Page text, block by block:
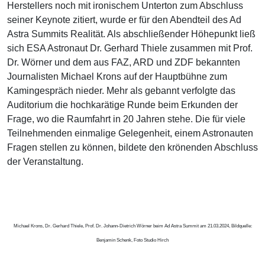
Herstellers noch mit ironischem Unterton zum Abschluss
seiner Keynote zitiert, wurde er für den Abendteil des Ad
Astra Summits Realität. Als abschließender Höhepunkt ließ
sich ESA Astronaut Dr. Gerhard Thiele zusammen mit Prof.
Dr. Wörner und dem aus FAZ, ARD und ZDF bekannten
Journalisten Michael Krons auf der Hauptbühne zum
Kamingespräch nieder. Mehr als gebannt verfolgte das
Auditorium die hochkarätige Runde beim Erkunden der
Frage, wo die Raumfahrt in 20 Jahren stehe. Die für viele
Teilnehmenden einmalige Gelegenheit, einem Astronauten
Fragen stellen zu können, bildete den krönenden Abschluss
der Veranstaltung.
Michael Krons, Dr. Gerhard Thiele, Prof. Dr. Johann-Dietrich Wörner beim Ad Astra Summit am 21.03.2024, Bildquelle:
Benjamin Schenk, Foto Studio Hirch